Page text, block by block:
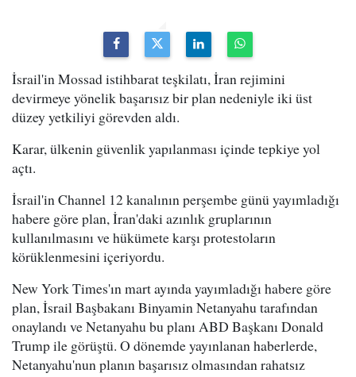
İsrail'in Mossad istihbarat teşkilatı, İran rejimini
devirmeye yönelik başarısız bir plan nedeniyle iki üst
düzey yetkiliyi görevden aldı.
Karar, ülkenin güvenlik yapılanması içinde tepkiye yol
açtı.
İsrail'in Channel 12 kanalının perşembe günü yayımladığı
habere göre plan, İran'daki azınlık gruplarının
kullanılmasını ve hükümete karşı protestoların
körüklenmesini içeriyordu.
New York Times'ın mart ayında yayımladığı habere göre
plan, İsrail Başbakanı Binyamin Netanyahu tarafından
onaylandı ve Netanyahu bu planı ABD Başkanı Donald
Trump ile görüştü. O dönemde yayınlanan haberlerde,
Netanyahu'nun planın başarısız olmasından rahatsız